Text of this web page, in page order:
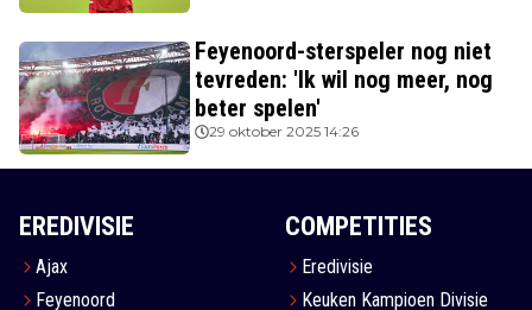
Feyenoord-sterspeler nog niet
tevreden: 'Ik wil nog meer, nog
beter spelen'
29 oktober 2025 14:26
EREDIVISIE
Ajax
Feyenoord
COMPETITIES
Eredivisie
Keuken Kampioen Divisie